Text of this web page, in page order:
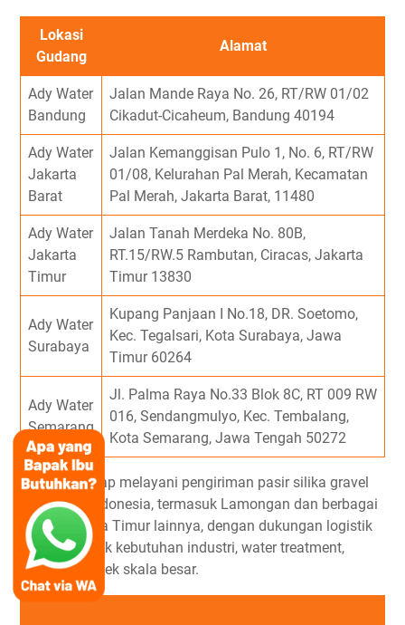
Lokasi
Gudang
Alamat
Ady Water
Bandung
Jalan Mande Raya No. 26, RT/RW 01/02
Cikadut-Cicaheum, Bandung 40194
Ady Water
Jakarta
Barat
Jalan Kemanggisan Pulo 1, No. 6, RT/RW
01/08, Kelurahan Pal Merah, Kecamatan
Pal Merah, Jakarta Barat, 11480
Ady Water
Jakarta
Timur
Jalan Tanah Merdeka No. 80B,
RT.15/RW.5 Rambutan, Ciracas, Jakarta
Timur 13830
Ady Water
Surabaya
Kupang Panjaan I No.18, DR. Soetomo,
Kec. Tegalsari, Kota Surabaya, Jawa
Timur 60264
Ady Water
Semarang
Jl. Palma Raya No.33 Blok 8C, RT 009 RW
016, Sendangmulyo, Kec. Tembalang,
Kota Semarang, Jawa Tengah 50272
Ady Water siap melayani pengiriman pasir silika gravel
ke seluruh Indonesia, termasuk Lamongan dan berbagai
wilayah Jawa Timur lainnya, dengan dukungan logistik
fleksibel untuk kebutuhan industri, water treatment,
maupun proyek skala besar.